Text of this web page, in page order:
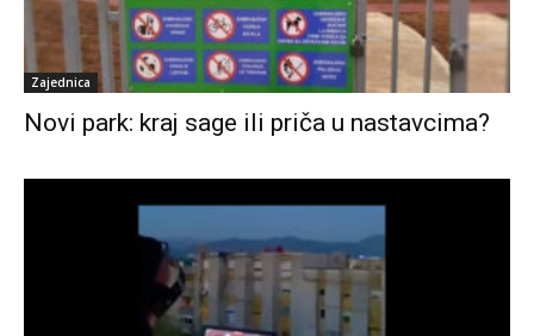
Zajednica
Novi park: kraj sage ili priča u nastavcima?